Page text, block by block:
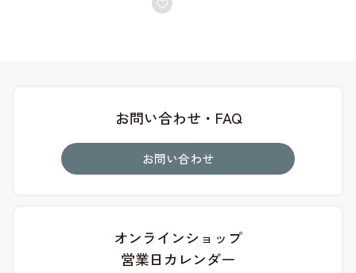
お問い合わせ・FAQ
お問い合わせ
オンラインショップ
営業日カレンダー